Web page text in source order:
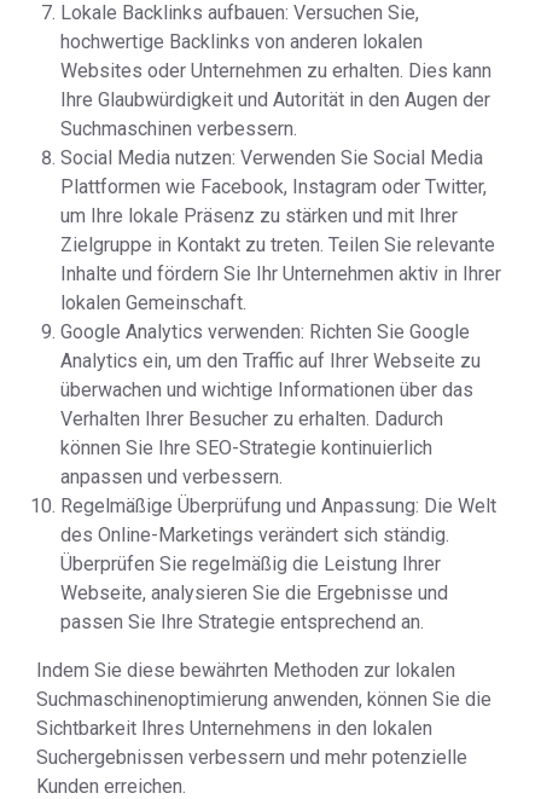
Lokale Backlinks aufbauen: Versuchen Sie,
hochwertige Backlinks von anderen lokalen
Websites oder Unternehmen zu erhalten. Dies kann
Ihre Glaubwürdigkeit und Autorität in den Augen der
Suchmaschinen verbessern.
Social Media nutzen: Verwenden Sie Social Media
Plattformen wie Facebook, Instagram oder Twitter,
um Ihre lokale Präsenz zu stärken und mit Ihrer
Zielgruppe in Kontakt zu treten. Teilen Sie relevante
Inhalte und fördern Sie Ihr Unternehmen aktiv in Ihrer
lokalen Gemeinschaft.
Google Analytics verwenden: Richten Sie Google
Analytics ein, um den Traffic auf Ihrer Webseite zu
überwachen und wichtige Informationen über das
Verhalten Ihrer Besucher zu erhalten. Dadurch
können Sie Ihre SEO-Strategie kontinuierlich
anpassen und verbessern.
Regelmäßige Überprüfung und Anpassung: Die Welt
des Online-Marketings verändert sich ständig.
Überprüfen Sie regelmäßig die Leistung Ihrer
Webseite, analysieren Sie die Ergebnisse und
passen Sie Ihre Strategie entsprechend an.
Indem Sie diese bewährten Methoden zur lokalen
Suchmaschinenoptimierung anwenden, können Sie die
Sichtbarkeit Ihres Unternehmens in den lokalen
Suchergebnissen verbessern und mehr potenzielle
Kunden erreichen.